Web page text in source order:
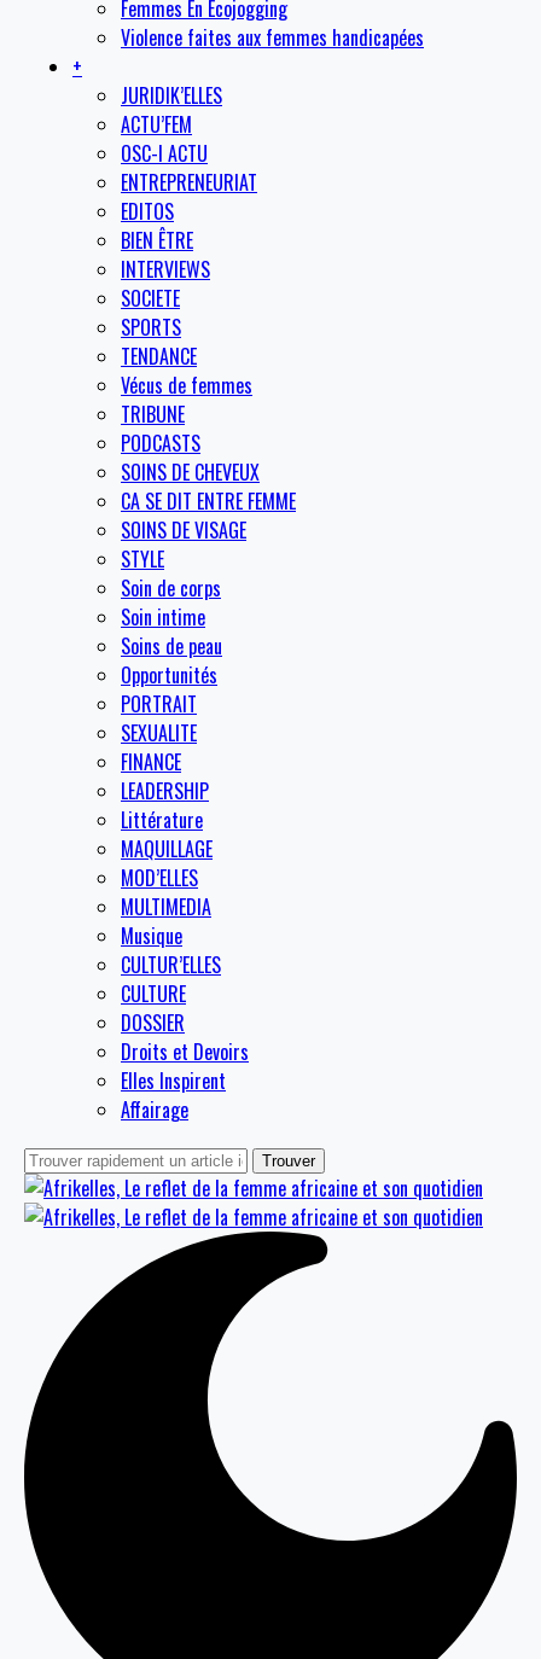
Femmes En Ecojogging
Violence faites aux femmes handicapées
+
JURIDIK’ELLES
ACTU’FEM
OSC-I ACTU
ENTREPRENEURIAT
EDITOS
BIEN ÊTRE
INTERVIEWS
SOCIETE
SPORTS
TENDANCE
Vécus de femmes
TRIBUNE
PODCASTS
SOINS DE CHEVEUX
CA SE DIT ENTRE FEMME
SOINS DE VISAGE
STYLE
Soin de corps
Soin intime
Soins de peau
Opportunités
PORTRAIT
SEXUALITE
FINANCE
LEADERSHIP
Littérature
MAQUILLAGE
MOD’ELLES
MULTIMEDIA
Musique
CULTUR’ELLES
CULTURE
DOSSIER
Droits et Devoirs
Elles Inspirent
Affairage